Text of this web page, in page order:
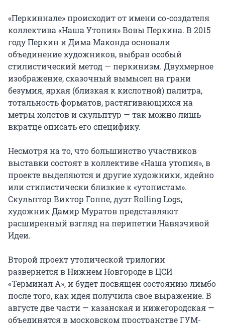
«Перкиннале» происходит от имени со-создателя
коллектива «Наша Утопия» Вовы Перкина. В 2015
году Перкин и Дима Маконда основали
объединение художников, выбрав особый
стилистический метод — перкинизм. Двухмерное
изображение, сказочный вымысел на грани
безумия, яркая (близкая к кислотной) палитра,
тотальность форматов, растягивающихся на
метры холстов и скульптур — так можно лишь
вкратце описать его специфику.
Несмотря на то, что большинство участников
выставки состоят в коллективе «Наша утопия», в
проекте выделяются и другие художники, идейно
или стилистически близкие к «утопистам».
Скульптор Виктор Гоппе, дуэт Rolling Logs,
художник Дамир Муратов представляют
расширенный взгляд на перипетии Навязчивой
Идеи.
Второй проект утопической трилогии
развернется в Нижнем Новгороде в ЦСИ
«Терминал А», и будет посвящен состоянию лимбо
после того, как идея получила свое выражение. В
августе две части — казанская и нижегородская —
объединятся в московском пространстве ГУМ-